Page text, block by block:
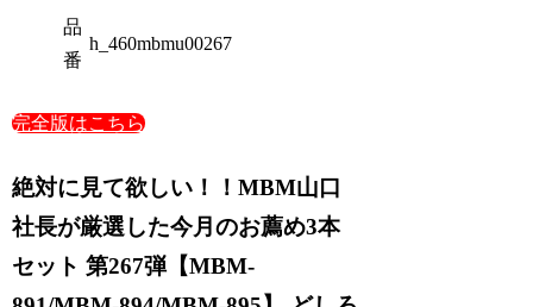
品
番
h_460mbmu00267
完全版はこちら
絶対に見て欲しい！！MBM山口
社長が厳選した今月のお薦め3本
セット 第267弾【MBM-